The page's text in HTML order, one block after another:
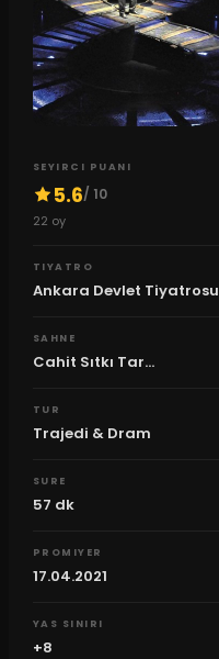
SEYIRCI PUANI
5.6/ 10
22 oy
TIYATRO
Ankara Devlet Tiyatrosu
SAHNE
Cahit Sıtkı Tar...
TUR
Trajedi & Dram
SURE
57 dk
PROMIYER
17.04.2021
YAS SINIRI
+8